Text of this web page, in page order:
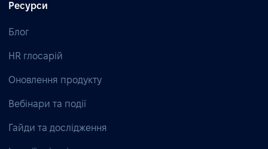
Ресурси
Блог
HR глосарій
Оновлення продукту
Вебінари та події
Гайди та дослідження